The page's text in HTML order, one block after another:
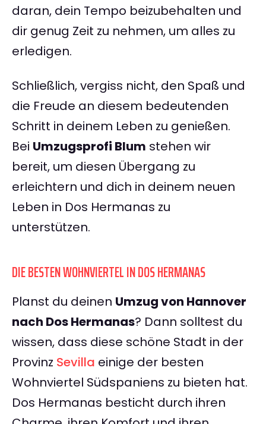
daran, dein Tempo beizubehalten und
dir genug Zeit zu nehmen, um alles zu
erledigen.
Schließlich, vergiss nicht, den Spaß und
die Freude an diesem bedeutenden
Schritt in deinem Leben zu genießen.
Bei Umzugsprofi Blum stehen wir
bereit, um diesen Übergang zu
erleichtern und dich in deinem neuen
Leben in Dos Hermanas zu
unterstützen.
DIE BESTEN WOHNVIERTEL IN DOS HERMANAS
Planst du deinen Umzug von Hannover
nach Dos Hermanas? Dann solltest du
wissen, dass diese schöne Stadt in der
Provinz Sevilla einige der besten
Wohnviertel Südspaniens zu bieten hat.
Dos Hermanas besticht durch ihren